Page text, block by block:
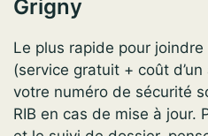
Grigny
Le plus rapide pour joindre
(service gratuit + coût
votre numéro de sécurité
RIB en cas de mise à jour.